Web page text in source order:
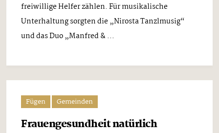
freiwillige Helfer zählen. Für musikalische
Unterhaltung sorgten die „Nirosta Tanzlmusig“
und das Duo „Manfred & ...
Fügen Gemeinden
Frauengesundheit natürlich